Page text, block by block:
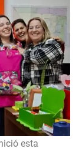
esta